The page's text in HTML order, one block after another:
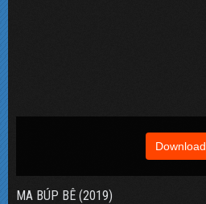
Download
MA BÚP BÊ (2019)